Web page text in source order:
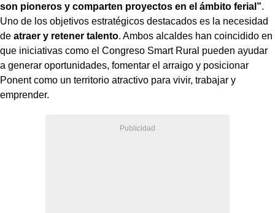
son pioneros y comparten proyectos en el ámbito ferial”.
Uno de los objetivos estratégicos destacados es la necesidad
de atraer y retener talento. Ambos alcaldes han coincidido en
que iniciativas como el Congreso Smart Rural pueden ayudar
a generar oportunidades, fomentar el arraigo y posicionar
Ponent como un territorio atractivo para vivir, trabajar y
emprender.